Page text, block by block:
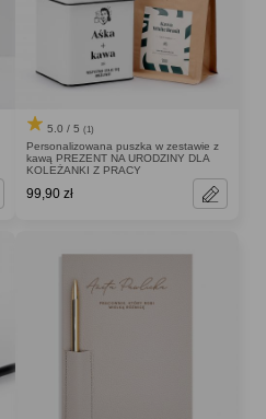
5.0 / 5 (1)
Personalizowana puszka w zestawie z
kawą PREZENT NA URODZINY DLA
KOLEŻANKI Z PRACY
99,90 zł